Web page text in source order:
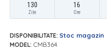
130
Zile
16
Ore
DISPONIBILITATE: Stoc magazin
MODEL: CMB364